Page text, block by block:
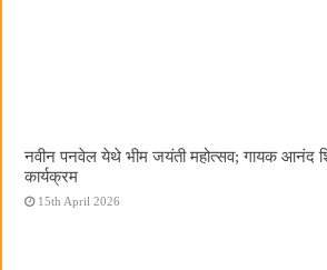
नवीन पनवेल येथे भीम जयंती महोत्सव; गायक आनंद
कार्यक्रम
15th April 2026